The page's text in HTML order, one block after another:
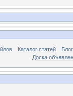
Каталог статей
Блог
Доска